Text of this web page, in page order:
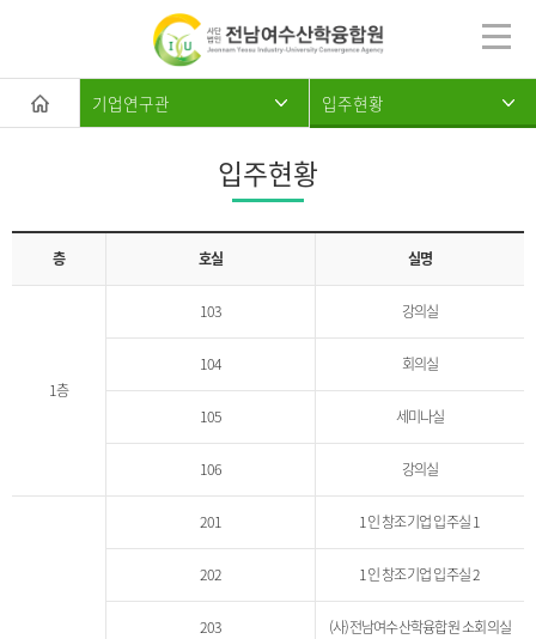
기업연구관 입주현황
입주현황
층 호실 실명
1층
103 강의실
104 회의실
105 세미나실
106 강의실
201 1인 창조기업 입주실 1
202 1인 창조기업 입주실 2
203 (사)전남여수산학융합원 소회의실